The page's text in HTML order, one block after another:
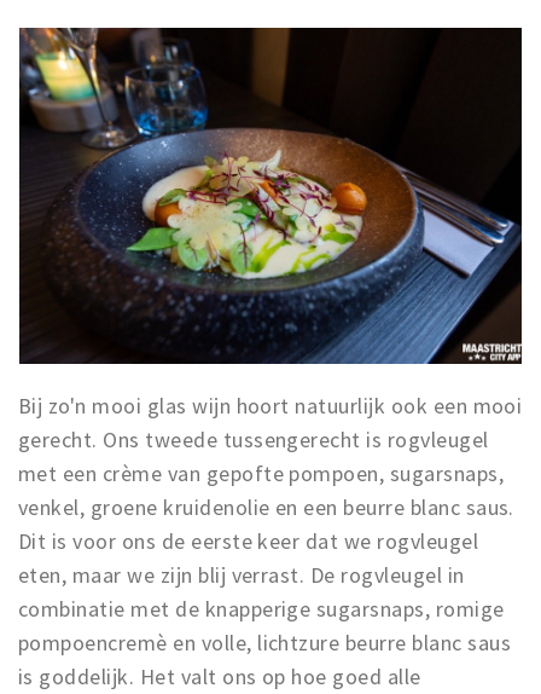
Bij zo'n mooi glas wijn hoort natuurlijk ook een mooi
gerecht. Ons tweede tussengerecht is rogvleugel
met een crème van gepofte pompoen, sugarsnaps,
venkel, groene kruidenolie en een beurre blanc saus.
Dit is voor ons de eerste keer dat we rogvleugel
eten, maar we zijn blij verrast. De rogvleugel in
combinatie met de knapperige sugarsnaps, romige
pompoencremè en volle, lichtzure beurre blanc saus
is goddelijk. Het valt ons op hoe goed alle